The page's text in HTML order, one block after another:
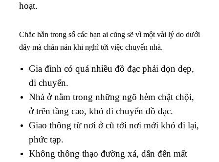
hoạt.
Chắc hẳn trong số các bạn ai cũng sẽ vì một vài lý do dưới
đây mà chán nản khi nghĩ tới việc chuyển nhà.
Gia đình có quá nhiều đồ đạc phải dọn dẹp,
di chuyển.
Nhà ở nằm trong những ngõ hẻm chật chội,
ở trên tầng cao, khó di chuyển đồ đạc.
Giao thông từ nơi ở cũ tới nơi mới khó đi lại,
phức tạp.
Không thông thạo đường xá, dẫn đến mất